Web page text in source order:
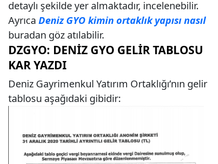
detaylı şekilde yer almaktadır, incelenebilir.
Ayrıca Deniz GYO kimin ortaklık yapısı nasıl
buradan göz atılabilir.
DZGYO: DENIZ GYO GELIR TABLOSU
KAR YAZDI
Deniz Gayrimenkul Yatırım Ortaklığı’nın gelir
tablosu aşağıdaki gibidir: